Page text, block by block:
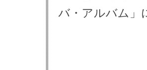
バ・アルバム」